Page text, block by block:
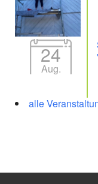
24
Aug.
alle